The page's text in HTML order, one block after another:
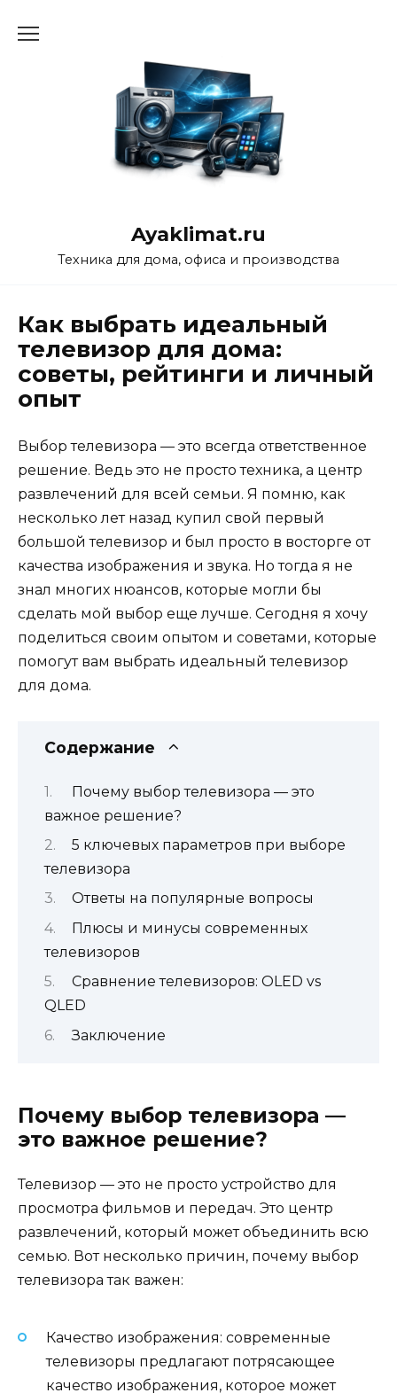
Ayaklimat.ru
Техника для дома, офиса и производства
Как выбрать идеальный
телевизор для дома:
советы, рейтинги и личный
опыт
Выбор телевизора — это всегда ответственное
решение. Ведь это не просто техника, а центр
развлечений для всей семьи. Я помню, как
несколько лет назад купил свой первый
большой телевизор и был просто в восторге от
качества изображения и звука. Но тогда я не
знал многих нюансов, которые могли бы
сделать мой выбор еще лучше. Сегодня я хочу
поделиться своим опытом и советами, которые
помогут вам выбрать идеальный телевизор
для дома.
Содержание
Почему выбор телевизора — это
важное решение?
5 ключевых параметров при выборе
телевизора
Ответы на популярные вопросы
Плюсы и минусы современных
телевизоров
Сравнение телевизоров: OLED vs
QLED
Заключение
Почему выбор телевизора —
это важное решение?
Телевизор — это не просто устройство для
просмотра фильмов и передач. Это центр
развлечений, который может объединить всю
семью. Вот несколько причин, почему выбор
телевизора так важен:
Качество изображения: современные
телевизоры предлагают потрясающее
качество изображения, которое может